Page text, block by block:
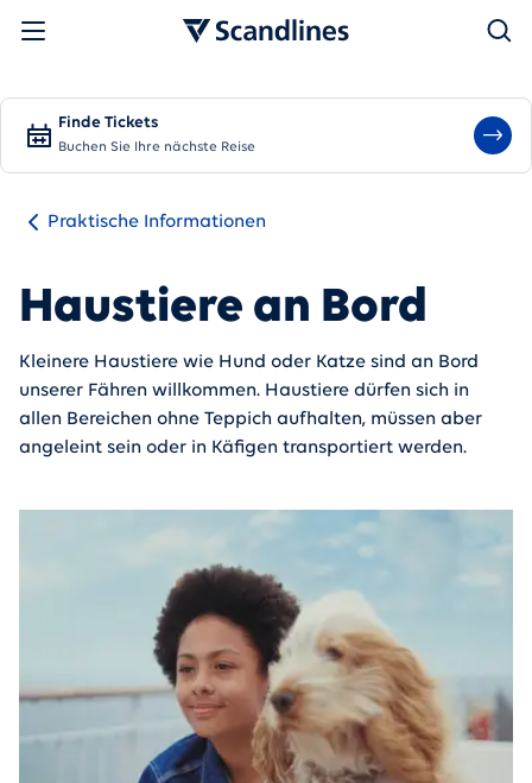
Suchen
Finde Tickets
Buchen Sie Ihre nächste Reise
Praktische Informationen
Haustiere an Bord
Kleinere Haustiere wie Hund oder Katze sind an Bord
unserer Fähren willkommen. Haustiere dürfen sich in
allen Bereichen ohne Teppich aufhalten, müssen aber
angeleint sein oder in Käfigen transportiert werden.